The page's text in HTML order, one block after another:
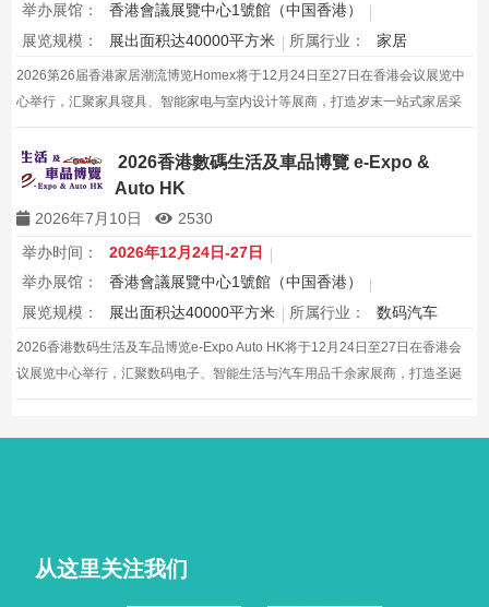
举办展馆：
香港會議展覽中心1號館（中国香港）
展览规模：
展出面积达40000平方米 所属行业： 家居
2026第26届香港家居潮流博览Homex将于12月24日至27日在香港会议展览中
心举行，汇聚家具寝具、智能家电与室内设计等展商，打造岁末一站式家居采
购与灵感盛会，欢迎本地家庭与海内外买家入场挑选心仪家居好物，共度温馨
节日购物季，感受设计之美。2026香港數碼生活及車品博覽 e-Expo &
Auto HK
2026年7月10日
2530
举办时间：
2026年12月24日-27日
举办展馆：
香港會議展覽中心1號館（中国香港）
展览规模：
展出面积达40000平方米 所属行业： 数码汽车
2026香港数码生活及车品博览e-Expo Auto HK将于12月24日至27日在香港会
议展览中心举行，汇聚数码电子、智能生活与汽车用品千余家展商，打造圣诞
黄金档科技车品一站式采购盛会，欢迎观众与买家到场体验交流，共赴年度科
从这里关注我们